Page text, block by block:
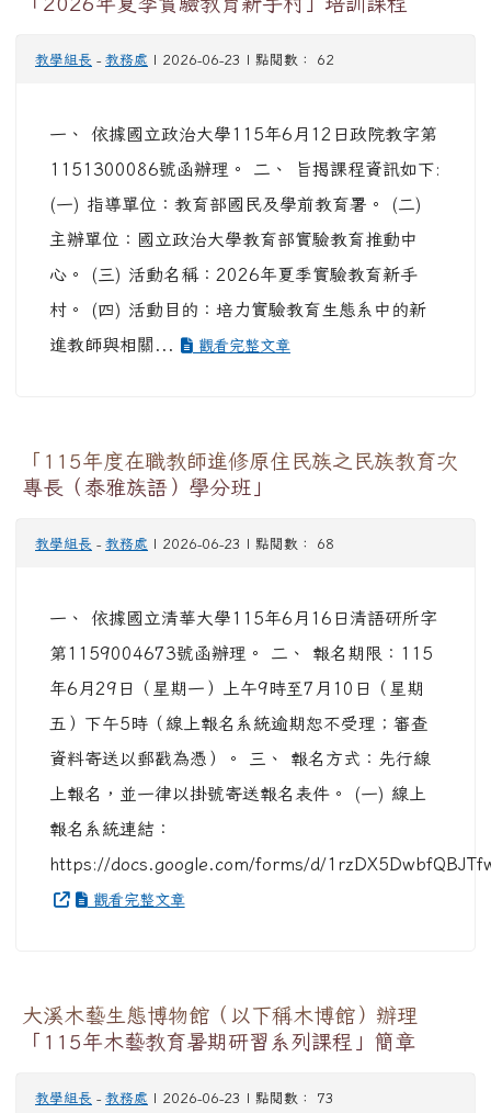
教學組長 - 教務處 | 2026-06-23 | 點閱數： 62
一、 依據國立政治大學115年6月12日政院教字第
1151300086號函辦理。 二、 旨揭課程資訊如下:
(一) 指導單位：教育部國民及學前教育署。 (二)
主辦單位：國立政治大學教育部實驗教育推動中
心。 (三) 活動名稱：2026年夏季實驗教育新手
村。 (四) 活動目的：培力實驗教育生態系中的新
進教師與相關...
觀看完整文章
「115年度在職教師進修原住民族之民族教育次
專長（泰雅族語）學分班」
教學組長 - 教務處 | 2026-06-23 | 點閱數： 68
一、 依據國立清華大學115年6月16日清語研所字
第1159004673號函辦理。 二、 報名期限：115
年6月29日（星期一）上午9時至7月10日（星期
五）下午5時（線上報名系統逾期恕不受理；審查
資料寄送以郵戳為憑）。 三、 報名方式：先行線
上報名，並一律以掛號寄送報名表件。 (一) 線上
報名系統連結：
https://docs.google.com/forms/d/
觀看完整文章
大溪木藝生態博物館（以下稱木博館）辦理
「115年木藝教育暑期研習系列課程」簡章
教學組長 - 教務處 | 2026-06-23 | 點閱數： 73